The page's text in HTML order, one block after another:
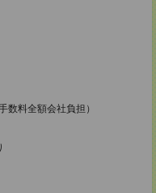
数料全額会社負担）